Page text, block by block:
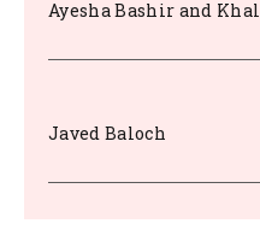
Ayesha Bashir and
Javed Baloch